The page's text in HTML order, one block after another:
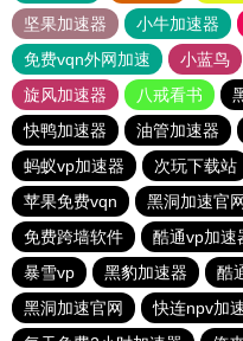
坚果加速器
小牛加速器
免费vqn外网加速
小蓝鸟
旋风加速器
八戒看书
快鸭加速器
油管加速器
蚂蚁vp加速器
次玩下载站
苹果免费vqn
黑洞加速官
免费跨墙软件
酷通vp加速
暴雪vp
黑豹加速器 酷
黑洞加速官网
快连npv加